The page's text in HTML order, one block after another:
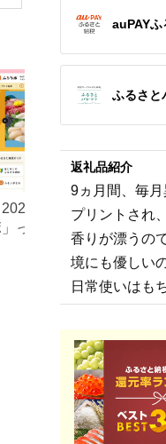
紙 まとめ買い ストッ
ク 備蓄 トイレットペ
ド発送 【7営業日以内
に発送】
2026年最新】「ふるラ
ってどんなサイト？注
のふるさと納税サイト解
auPAYふ
ふるさと
返礼品紹介
9ヵ月間、毎
プリントされ
香りが漂うの
境にも優しい
日常使いはも